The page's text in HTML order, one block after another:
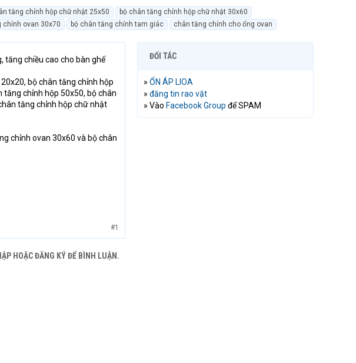
tăng chỉnh hộp chữ nhật 25x50
bộ chân tăng chỉnh hộp chữ nhật 30x60
chỉnh ovan 30x70 bộ chân tăng chỉnh tam giác chân tăng chỉnh cho ống ovan
tăng chiều cao cho bàn ghế
bộ chân tăng chỉnh hộp
chỉnh hộp 50x50, bộ chân
tăng chỉnh hộp chữ nhật
chỉnh ovan 30x60 và bộ chân
#1
HOẶC ĐĂNG KÝ ĐỂ BÌNH LUẬN.
ĐỐI TÁC
» ỔN ÁP LIOA
» đăng tin rao vặt
» Vào Facebook Group để SPAM